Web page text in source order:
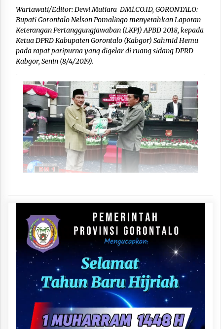
Wartawati/Editor: Dewi Mutiara DM1.CO.ID, GORONTALO:
Bupati Gorontalo Nelson Pomalingo menyerahkan Laporan
Keterangan Pertanggungjawaban (LKPJ) APBD 2018, kepada
Ketua DPRD Kabupaten Gorontalo (Kabgor) Sahmid Hemu
pada rapat paripurna yang digelar di ruang sidang DPRD
Kabgor, Senin (8/4/2019).